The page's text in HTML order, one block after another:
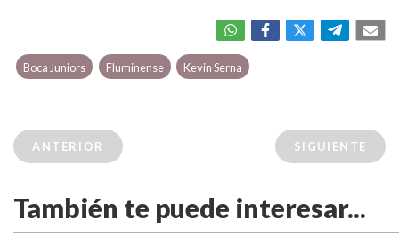
Boca Juniors Fluminense Kevin Serna
ANTERIOR SIGUIENTE
También te puede interesar...